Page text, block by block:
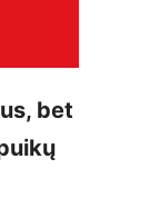
bet